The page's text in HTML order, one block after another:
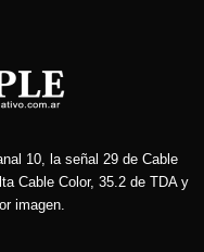
10, la señal 29 de Cable
Cable Color, 35.2 de TDA y
imagen.